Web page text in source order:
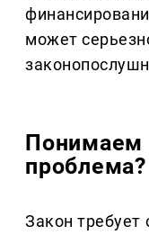
может
Понимаем
проблема?
Закон требует